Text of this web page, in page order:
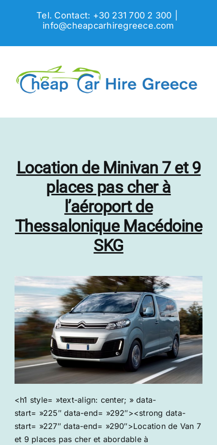
Tel. Contact: +30 231 700 2 300
info@cheapcarhiregreece.com
Location de Minivan 7 et 9
places pas cher à
l’aéroport de
Thessalonique Macédoine
SKG
<h1 style= »text-align: center; » data-
start= »225″ data-end= »292″><strong data-
start= »227″ data-end= »290″>Location de Van 7
et 9 places pas cher et abordable à